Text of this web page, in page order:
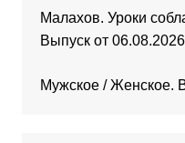
Малахов. Уроки
Выпуск от 06.08.2026
Мужское / Женское.